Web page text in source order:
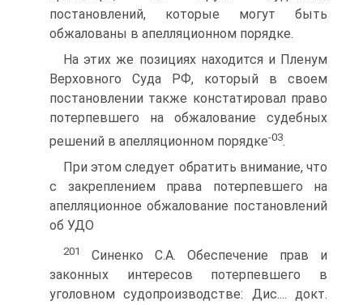
постановлений, которые могут быть
обжалованы в апелляционном порядке.
На этих же позициях находится и Пленум
Верховного Суда РФ, который в своем
постановлении также констатировал право
потерпевшего на обжалование судебных
решений в апелляционном порядке-03.
При этом следует обратить внимание, что
с закреплением права потерпевшего на
апелляционное обжалование постановлений
об УДО
201
Синенко С.А. Обеспечение прав и
законных интересов потерпевшего в
уголовном судопроизводстве: Дис.... докт.